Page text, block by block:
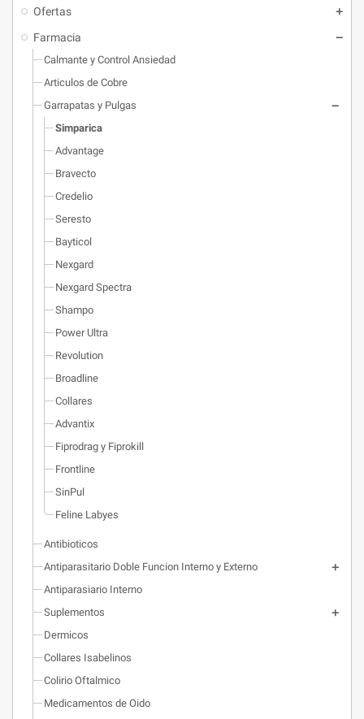
Ofertas
Farmacia
Calmante y Control Ansiedad
Articulos de Cobre
Garrapatas y Pulgas
Simparica
Advantage
Bravecto
Credelio
Seresto
Bayticol
Nexgard
Nexgard Spectra
Shampo
Power Ultra
Revolution
Broadline
Collares
Advantix
Fiprodrag y Fiprokill
Frontline
SinPul
Feline Labyes
Antibioticos
Antiparasitario Doble Funcion Interno y Externo
Antiparasiario Interno
Suplementos
Dermicos
Collares Isabelinos
Colirio Oftalmico
Medicamentos de Oido